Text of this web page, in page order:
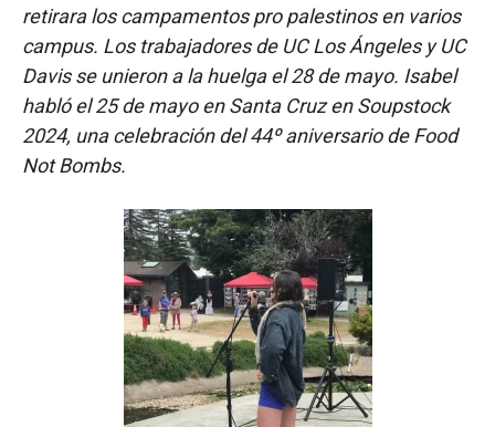
retirara los campamentos pro palestinos en varios
campus. Los trabajadores de UC Los Ángeles y UC
Davis se unieron a la huelga el 28 de mayo. Isabel
habló el 25 de mayo en Santa Cruz en Soupstock
2024, una celebración del 44º aniversario de Food
Not Bombs.